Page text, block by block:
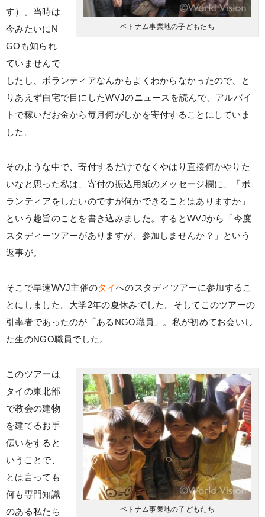
ベトナム事業地の子どもたち
す）。当時は
今みたいにN
GOも知られ
ていませんで
したし、ボランティアなんかもよくわからなかったので、と
りあえず自宅で目にしたWVJのニュースを読んで、アルバイ
トで稼いだお金から毎月何がしかを寄付することにしていま
した。
そのような中で、寄付するだけでなくやはり直接何かやりた
いなと思った私は、寄付の振込用紙のメッセージ欄に、「ボ
ランティアをしたいのですが何かできることはありますか」
という趣旨のことを書き込みました。するとWVJから「今度
スタディーツアーがありますが、参加しませんか？」という
返事が。
そこで早速WVJ主催のタイへのスタディツアーに参加するこ
とにしました。大学2年の夏休みでした。そしてこのツアーの
引率者であったのが「あるNGO職員」。私が初めてお会いし
た生のNGO職員でした。
ベトナム事業地の子どもたち
このツアーは
タイの東北部
で教会の建物
を建てるお手
伝いをすると
いうことで、
とは言っても
何も専門知識
のある私たち